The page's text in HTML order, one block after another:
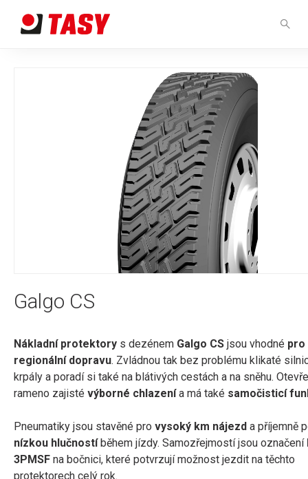
Galgo CS
Nákladní protektory s dezénem Galgo CS jsou vhodné pro
regionální dopravu. Zvládnou tak bez problému klikaté
krpály a poradí si také na blátivých cestách a na sněhu.
rameno zajisté výborné chlazenía má také samočisticí
Pneumatiky jsou stavěné pro vysoký km nájezd a příjemně
nízkou hlučnostíběhem jízdy. Samozřejmostí jsou označení
3PMSF na bočnici, které potvrzují možnost jezdit na těchto
protektorech celý rok.